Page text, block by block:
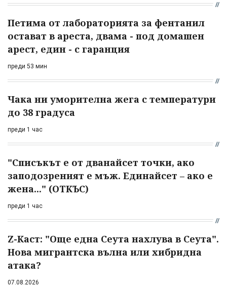
Петима от лабораторията за фентанил
остават в ареста, двама - под домашен
арест, един - с гаранция
преди 53 мин
Чака ни уморителна жега с температури
до 38 градуса
преди 1 час
"Списъкът е от дванайсет точки, ако
заподозреният е мъж. Единайсет – ако е
жена..." (ОТКЪС)
преди 1 час
Z-Каст: "Още една Сеута нахлува в Сеута".
Нова мигрантска вълна или хибридна
атака?
07.08.2026